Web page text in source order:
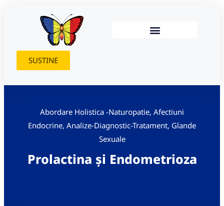
SUSTINE
Abordare Holistica -Naturopatie, Afectiuni
Endocrine, Analize-Diagnostic-Tratament, Glande
Sexuale
Prolactina și Endometrioza